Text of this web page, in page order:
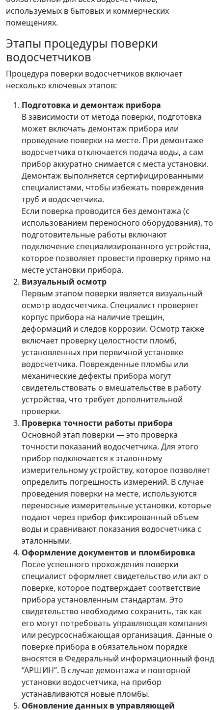
используемых в бытовых и коммерческих
помещениях.
Этапы процедуры поверки
водосчетчиков
Процедура поверки водосчетчиков включает
несколько ключевых этапов:
Подготовка и демонтаж прибора
В зависимости от метода поверки, подготовка
может включать демонтаж прибора или
проведение поверки на месте. При демонтаже
водосчетчика отключается подача воды, а сам
прибор аккуратно снимается с места установки.
Демонтаж выполняется сертифицированными
специалистами, чтобы избежать повреждения
труб и водосчетчика.
Если поверка проводится без демонтажа (с
использованием переносного оборудования), то
подготовительные работы включают
подключение специализированного устройства,
которое позволяет провести проверку прямо на
месте установки прибора.
Визуальный осмотр
Первым этапом поверки является визуальный
осмотр водосчетчика. Специалист проверяет
корпус прибора на наличие трещин,
деформаций и следов коррозии. Осмотр также
включает проверку целостности пломб,
установленных при первичной установке
водосчетчика. Поврежденные пломбы или
механические дефекты прибора могут
свидетельствовать о вмешательстве в работу
устройства, что требует дополнительной
проверки.
Проверка точности работы прибора
Основной этап поверки — это проверка
точности показаний водосчетчика. Для этого
прибор подключается к эталонному
измерительному устройству, которое позволяет
определить погрешность измерений. В случае
проведения поверки на месте, используются
переносные измерительные установки, которые
подают через прибор фиксированный объем
воды и сравнивают показания водосчетчика с
эталонными.
Оформление документов и пломбировка
После успешного прохождения поверки
специалист оформляет свидетельство или акт о
поверке, которое подтверждает соответствие
прибора установленным стандартам. Это
свидетельство необходимо сохранить, так как
его могут потребовать управляющая компания
или ресурсоснабжающая организация. Данные о
поверке прибора в обязательном порядке
вносятся в Федеральный информационный фонд
“АРШИН”. В случае демонтажа и повторной
установки водосчетчика, на прибор
устанавливаются новые пломбы.
Обновление данных в управляющей